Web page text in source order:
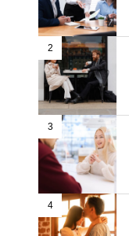
2
3
4